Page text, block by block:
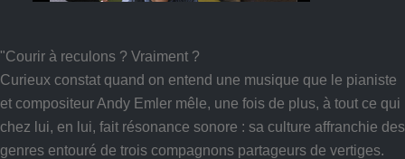
"Courir à reculons ? Vraiment ?
Curieux constat quand on entend une musique que le pianiste
et compositeur Andy Emler mêle, une fois de plus, à tout ce qui
chez lui, en lui, fait résonance sonore : sa culture affranchie des
genres entouré de trois compagnons partageurs de vertiges.